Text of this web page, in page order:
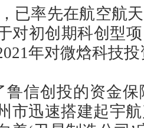
已率先在航空航
对初创期科创型
年对微焓科技
鲁信创投的资金
市迅速搭建起宇